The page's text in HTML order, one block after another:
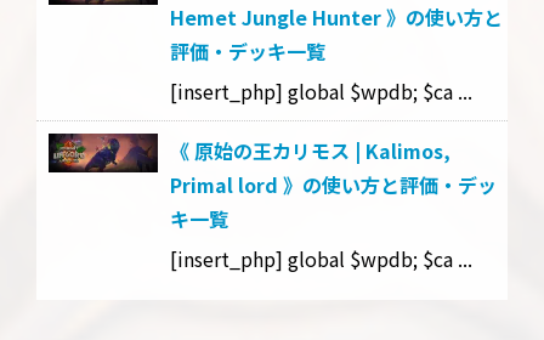
Hemet Jungle Hunter 》の使い方と
評価・デッキ一覧
[insert_php] global $wpdb; $ca ...
《 原始の王カリモス | Kalimos,
Primal lord 》の使い方と評価・デッ
キ一覧
[insert_php] global $wpdb; $ca ...